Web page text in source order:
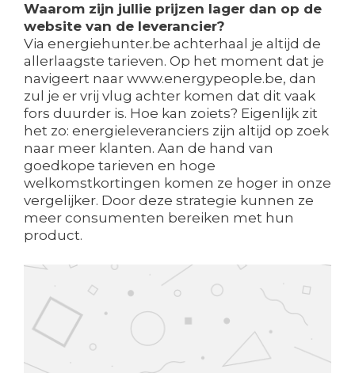
Waarom zijn jullie prijzen lager dan op de
website van de leverancier?
Via energiehunter.be achterhaal je altijd de
allerlaagste tarieven. Op het moment dat je
navigeert naar www.energypeople.be, dan
zul je er vrij vlug achter komen dat dit vaak
fors duurder is. Hoe kan zoiets? Eigenlijk zit
het zo: energieleveranciers zijn altijd op zoek
naar meer klanten. Aan de hand van
goedkope tarieven en hoge
welkomstkortingen komen ze hoger in onze
vergelijker. Door deze strategie kunnen ze
meer consumenten bereiken met hun
product.